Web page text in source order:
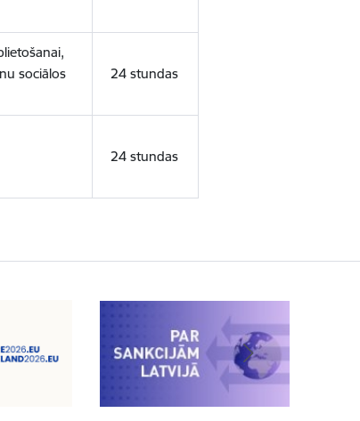
sociālos
24 stundas
24 stundas